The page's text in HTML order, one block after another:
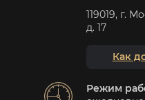
119019, г.
д. 17
Как
Режим